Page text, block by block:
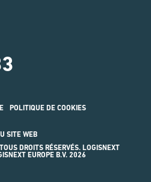
DROITS RÉSERVÉS. LOGISNEXT
EUROPE B.V. 2026
POLITIQUE DE COOKIES
SITE WEB